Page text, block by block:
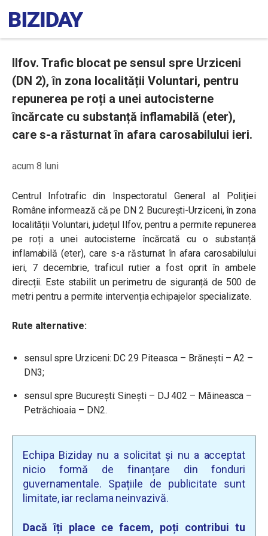
Ilfov. Trafic blocat pe sensul spre Urziceni
(DN 2), în zona localității Voluntari, pentru
repunerea pe roți a unei autocisterne
încărcate cu substanță inflamabilă (eter),
care s-a răsturnat în afara carosabilului ieri.
acum 8 luni
Centrul Infotrafic din Inspectoratul General al Poliţiei
Române informează că pe DN 2 București-Urziceni, în zona
localității Voluntari, județul Ilfov, pentru a permite repunerea
pe roți a unei autocisterne încărcată cu o substanță
inflamabilă (eter), care s-a răsturnat în afara carosabilului
ieri, 7 decembrie, traficul rutier a fost oprit în ambele
direcții. Este stabilit un perimetru de siguranță de 500 de
metri pentru a permite intervenția echipajelor specializate.
Rute alternative:
sensul spre Urziceni: DC 29 Piteasca – Brănești – A2 –
DN3;
sensul spre București: Sinești – DJ 402 – Măineasca –
Petrăchioaia – DN2.
Echipa Biziday nu a solicitat și nu a acceptat
nicio formă de finanțare din fonduri
guvernamentale. Spațiile de publicitate sunt
limitate, iar reclama neinvazivă.
Dacă îți place ce facem, poți contribui tu